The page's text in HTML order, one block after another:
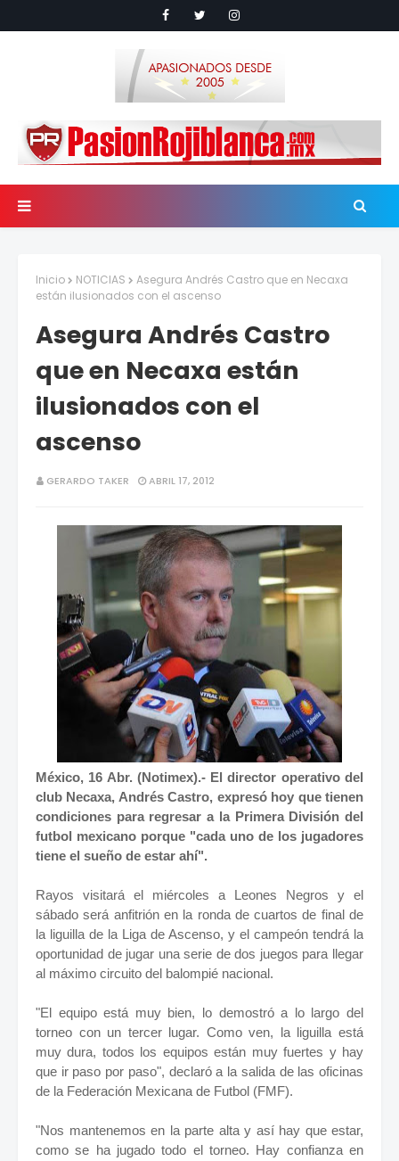
Inicio NOTICIAS
Asegura Andrés Castro que en Necaxa
están ilusionados con el ascenso
Asegura Andrés Castro
que en Necaxa están
ilusionados con el
ascenso
GERARDO TAKER ABRIL 17, 2012
México, 16 Abr. (Notimex).- El director operativo del
club Necaxa, Andrés Castro, expresó hoy que tienen
condiciones para regresar a la Primera División del
futbol mexicano porque "cada uno de los jugadores
tiene el sueño de estar ahí".
Rayos visitará el miércoles a Leones Negros y el
sábado será anfitrión en la ronda de cuartos de final de
la liguilla de la Liga de Ascenso, y el campeón tendrá la
oportunidad de jugar una serie de dos juegos para llegar
al máximo circuito del balompié nacional.
"El equipo está muy bien, lo demostró a lo largo del
torneo con un tercer lugar. Como ven, la liguilla está
muy dura, todos los equipos están muy fuertes y hay
que ir paso por paso", declaró a la salida de las oficinas
de la Federación Mexicana de Futbol (FMF).
"Nos mantenemos en la parte alta y así hay que estar,
como se ha jugado todo el torneo. Hay confianza en